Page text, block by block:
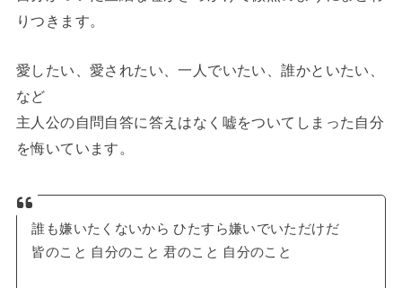
りつきます。
愛したい、愛されたい、一人でいたい、誰かといたい、
など
主人公の自問自答に答えはなく嘘をついてしまった自分
を悔いています。
誰も嫌いたくないから ひたすら嫌いでいただけだ
皆のこと 自分のこと 君のこと 自分のこと